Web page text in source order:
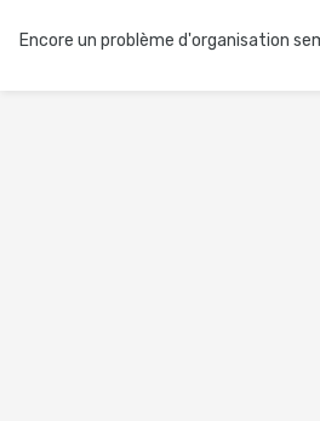
Encore un problème d'organisation